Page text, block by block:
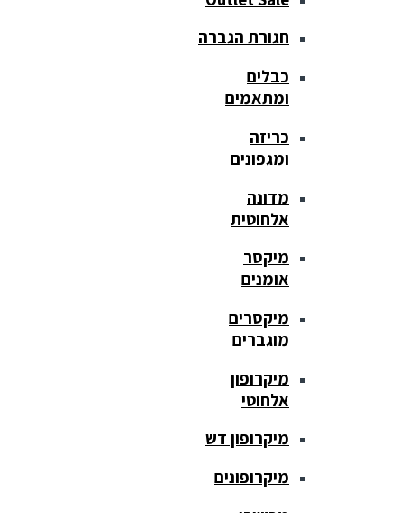
חגורת הגברה
כבלים
ומתאמים
כריזה
ומגפונים
מדונה
אלחוטית
מיקסר
אומנים
מיקסרים
מוגברים
מיקרופון
אלחוטי
מיקרופון דש
מיקרופונים